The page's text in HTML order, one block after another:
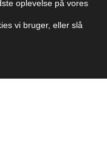
drevet af ESA's
sendte
oplevelse på vores
vi bruger, eller slå